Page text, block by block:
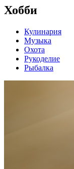
Хобби
Кулинария
Музыка
Охота
Рукоделие
Рыбалка